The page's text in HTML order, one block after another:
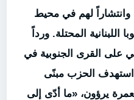
لهم في محيط
‏المحتلة. ورداً
على القرى الجنوبية في
استهدف الحزب مبنًى
يرؤون، «ما أدّى إلى